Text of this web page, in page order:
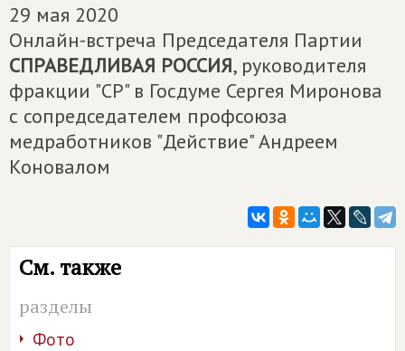
29 мая 2020
Онлайн-встреча Председателя Партии
СПРАВЕДЛИВАЯ РОССИЯ, руководителя
фракции "СР" в Госдуме Сергея Миронова
с сопредседателем профсоюза
медработников "Действие" Андреем
Коновалом
См. также
разделы
Фото